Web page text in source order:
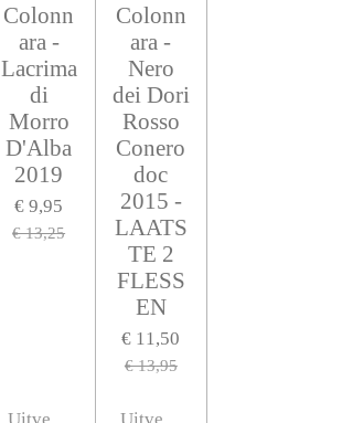
Colonn
ara -
Lacrima
di
Morro
D'Alba
2019
€ 9,95
€ 13,25
Colonn
ara -
Nero
dei Dori
Rosso
Conero
doc
2015 -
LAATS
TE 2
FLESS
EN
€ 11,50
€ 13,95